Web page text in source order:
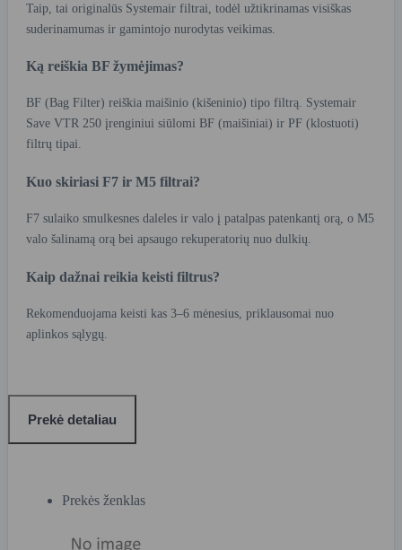
Taip, tai originalūs Systemair filtrai, todėl užtikrinamas visiškas
suderinamumas ir gamintojo nurodytas veikimas.
Ką reiškia BF žymėjimas?
BF (Bag Filter) reiškia maišinio (kišeninio) tipo filtrą. Systemair
Save VTR 250 įrenginiui siūlomi BF (maišiniai) ir PF (klostuoti)
filtrų tipai.
Kuo skiriasi F7 ir M5 filtrai?
F7 sulaiko smulkesnes daleles ir valo į patalpas patenkantį orą, o M5
valo šalinamą orą bei apsaugo rekuperatorių nuo dulkių.
Kaip dažnai reikia keisti filtrus?
Rekomenduojama keisti kas 3–6 mėnesius, priklausomai nuo
aplinkos sąlygų.
Prekė detaliau
Prekės ženklas